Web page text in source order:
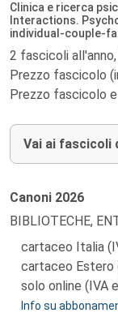
Clinica e ricerca
Interactions.
individual-couple-
2 fascicoli
Prezzo fascicolo
Prezzo fascicolo
Vai ai fascicoli
Canoni 2026
BIBLIOTECHE,
cartaceo Italia
cartaceo Estero
solo online (IVA
Info su